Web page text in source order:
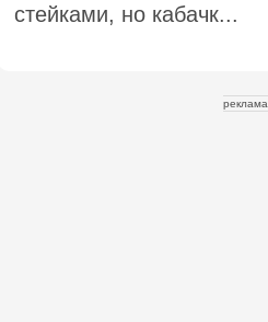
стейками, но кабачк...
реклама